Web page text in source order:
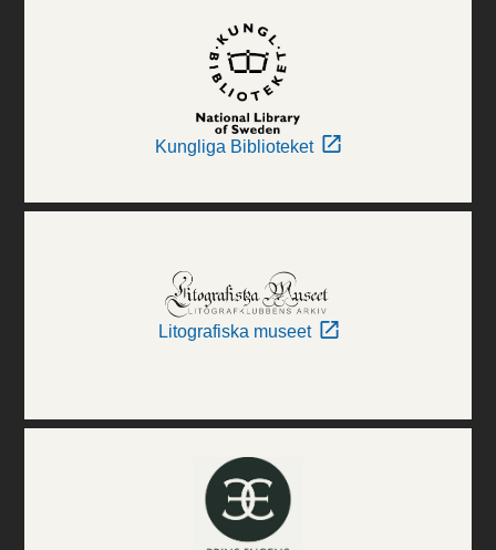
Kungliga Biblioteket
Litografiska museet